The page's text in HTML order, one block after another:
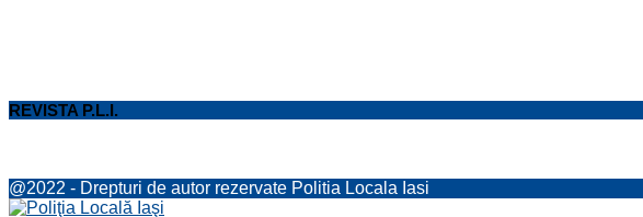
REVISTA P.L.I.
@2022 - Drepturi de autor rezervate Politia Locala Iasi